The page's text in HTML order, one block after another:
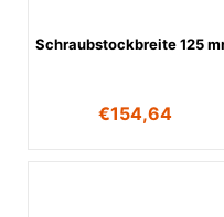
Schraubstockbreite 125
€154,64